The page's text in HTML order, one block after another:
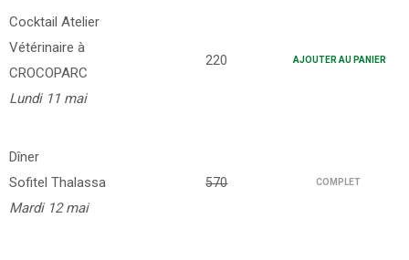
Cocktail Atelier
Vétérinaire à
CROCOPARC
Lundi 11 mai
220 AJOUTER AU PANIER
Dîner
Sofitel Thalassa
Mardi 12 mai
570 COMPLET